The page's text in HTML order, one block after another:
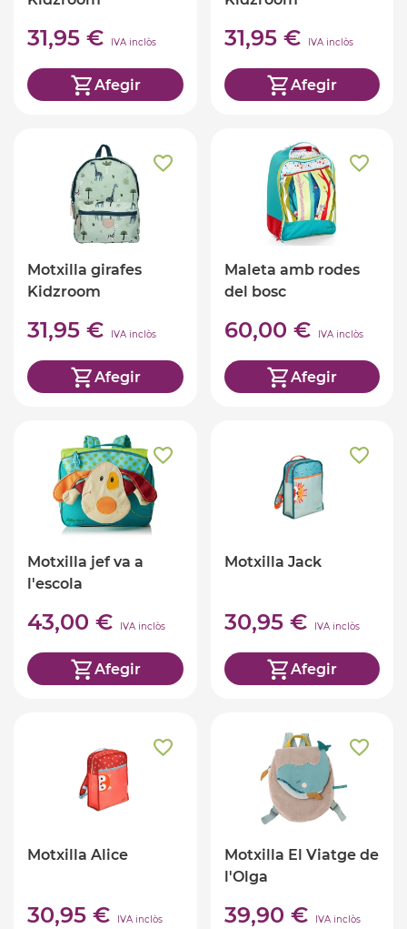
31,95 € IVA inclòs
Afegir
31,95 € IVA inclòs
Afegir
Motxilla girafes
Kidzroom
31,95 € IVA inclòs
Afegir
Maleta amb rodes
del bosc
60,00 € IVA inclòs
Afegir
Motxilla jef va a
l'escola
43,00 € IVA inclòs
Afegir
Motxilla Jack
30,95 € IVA inclòs
Afegir
Motxilla Alice
30,95 € IVA inclòs
Motxilla El Viatge de
l'Olga
39,90 € IVA inclòs